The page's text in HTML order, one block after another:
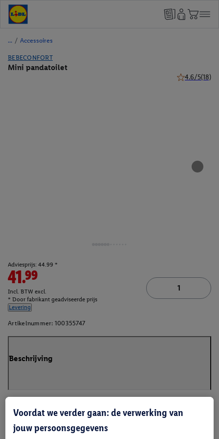
/ Accessoires
BEBECONFORT
Mini pandatoilet
4.6/5(18)
Adviesprijs: 44.99 *
41.99
Incl. BTW excl.
* Door fabrikant geadviseerde prijs
Levering
Artikelnummer: 100355747
Beschrijving
Voordat we verder gaan: de verwerking van
jouw persoonsgegevens